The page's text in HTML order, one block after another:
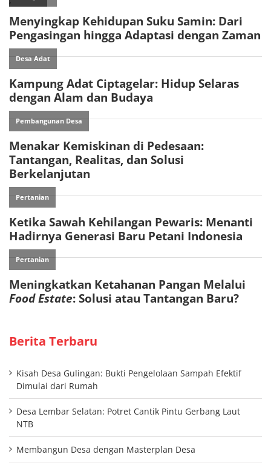
Berita Terbaru
Kisah Desa Gulingan: Bukti Pengelolaan Sampah Efektif
Dimulai dari Rumah
Desa Lembar Selatan: Potret Cantik Pintu Gerbang Laut
NTB
Membangun Desa dengan Masterplan Desa